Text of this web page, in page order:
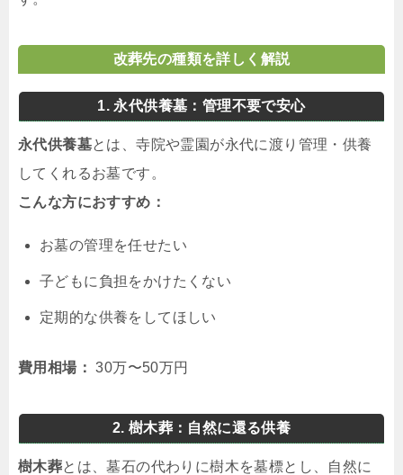
改葬先の種類を詳しく解説
1. 永代供養墓：管理不要で安心
永代供養墓とは、寺院や霊園が永代に渡り管理・供養
してくれるお墓です。
こんな方におすすめ：
お墓の管理を任せたい
子どもに負担をかけたくない
定期的な供養をしてほしい
費用相場： 30万〜50万円
2. 樹木葬：自然に還る供養
樹木葬とは、墓石の代わりに樹木を墓標とし、自然に